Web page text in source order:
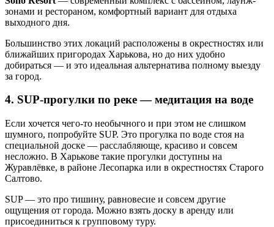
зонами и рестораном, комфортный вариант для отдыха
выходного дня.
Большинство этих локаций расположены в окрестностях или
ближайших пригородах Харькова, но до них удобно
добираться — и это идеальная альтернатива полному выезду
за город.
4. SUP-прогулки по реке — медитация на воде
Если хочется чего-то необычного и при этом не слишком
шумного, попробуйте SUP. Это прогулка по воде стоя на
специальной доске — расслабляюще, красиво и совсем
несложно. В Харькове такие прогулки доступны на
Журавлёвке, в районе Лесопарка или в окрестностях Старого
Салтово.
SUP — это про тишину, равновесие и совсем другие
ощущения от города. Можно взять доску в аренду или
присоединиться к групповому туру.